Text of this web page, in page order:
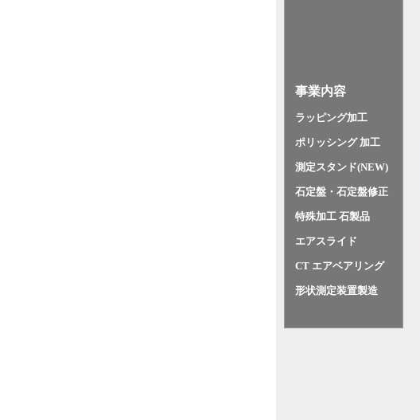
事業内容
ラッピング加工
ポリッシング 加工
測定スタンド(NEW)
石定盤・石定盤修正
特殊加工 石製品
エアスライド
CT エアベアリング
形状測定装置製造